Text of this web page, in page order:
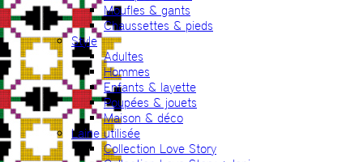
Moufles & gants
Chaussettes & pieds
Style
Adultes
Hommes
Enfants & layette
Poupées & jouets
Maison & déco
Laine utilisée
Collection Love Story